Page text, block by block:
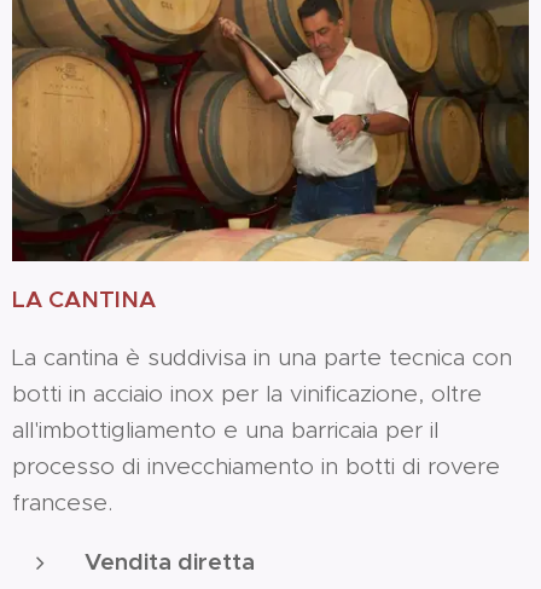
LA CANTINA
La cantina è suddivisa in una parte tecnica con
botti in acciaio inox per la vinificazione, oltre
all'imbottigliamento e una barricaia per il
processo di invecchiamento in botti di rovere
francese.
Vendita diretta